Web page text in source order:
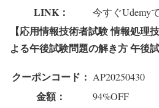
LINK： 今すぐUdemy
【応用情報技術者試験 情報処理
よる午後試験問題の解き方 午後
クーポンコード： AP20250430
金額： 94%OFF